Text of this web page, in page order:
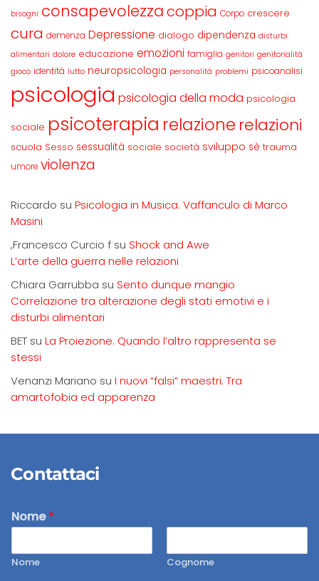
bisogni consapevolezzacoppia Corpo crescere
cura demenza Depressione dialogo dipendenza disturbi
alimentari dolore educazione emozioni famiglia genitori genitorialità
gioco identità lutto neuropsicologia personalità problemi psicoanalisi
psicologia psicologia della moda psicologia
sociale psicoterapia relazione relazioni
scuola Sesso sessualità sociale società sviluppo sè trauma
umore violenza
Riccardo su Psicologia in Musica. Vaffanculo di Marco
Masini
,Francesco Curcio f su Shock and Awe
L’arte della guerra nelle relazioni
Chiara Garrubba su Sento dunque mangio
Correlazione tra alterazione degli stati emotivi e i
disturbi alimentari
BET su La Proiezione. Quando l’altro rappresenta se
stessi
Venanzi Mariano su I nuovi “falsi” maestri. Tra
amartofobia ed apparenza
Contattaci
Nome*
Nome Cognome